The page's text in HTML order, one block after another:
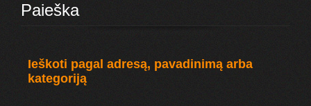
Paieška
Ieškoti pagal adresą, pavadinimą arba
kategoriją